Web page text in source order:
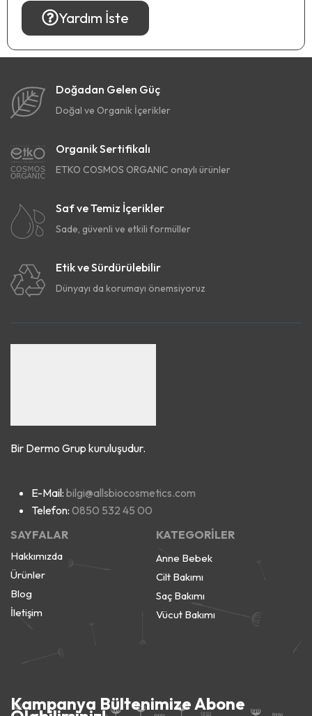
Yardım İste
Doğadan Gelen Güç
Doğal ve Organik İçerikler
Organik Sertifikalı
ETKO COSMOS ORGANIC onaylı ürünler
Saf ve Temiz İçerikler
Sade, güvenli ve etkili formüller
Etik ve Sürdürülebilir
Dünyayı da korumayı önemsiyoruz
Bir Dermo Grup kuruluşudur.
E-Mail: bilgi@allsbiocosmetics.com
Telefon: 0850 532 45 00
SAYFALAR
Hakkımızda
Ürünler
Blog
İletişim
KATEGORİLER
Anne Bebek
Cilt Bakımı
Saç Bakımı
Vücut Bakımı
Kampanya Bültenimize Abone